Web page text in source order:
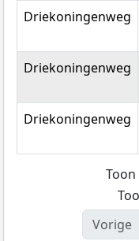
Driekoningenweg
Driekoningenweg
Driekoningenweg
Vorige